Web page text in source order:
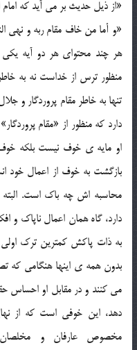
«از ذیل حدیث بر می آید که
هر چند محتوای هر دو آیه
منظور ترس از خداست نه به
تنها به خاطر مقام پروردگار و
دارد که منظور از «مقام
او مایه ی خوف نیست بلکه
بازگشت به خوف از اعمال خود
محاسبه اش چه باک است.
دارد، گاه همان اعمال ناپاک و
به ذات پاکش کمترین ترک
بدون همه ی اینها هنگامی که
می کنند و در مقابل او احساس
دهد، این خوفی است که از
مخصوص عارفان و مخلصان